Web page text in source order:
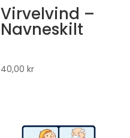
Virvelvind –
Navneskilt
40,00kr